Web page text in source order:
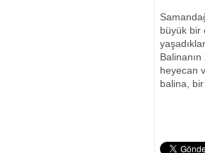
büyük bir
heyecan
balina,